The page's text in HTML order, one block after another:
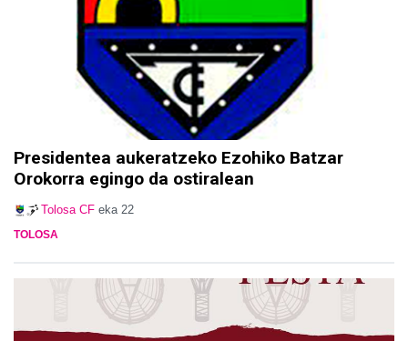
Presidentea aukeratzeko Ezohiko Batzar
Orokorra egingo da ostiralean
Tolosa CF eka 22
TOLOSA